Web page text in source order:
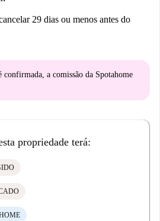
29 dias ou menos antes do
confirmada, a comissão da Spotahome
propriedade terá: